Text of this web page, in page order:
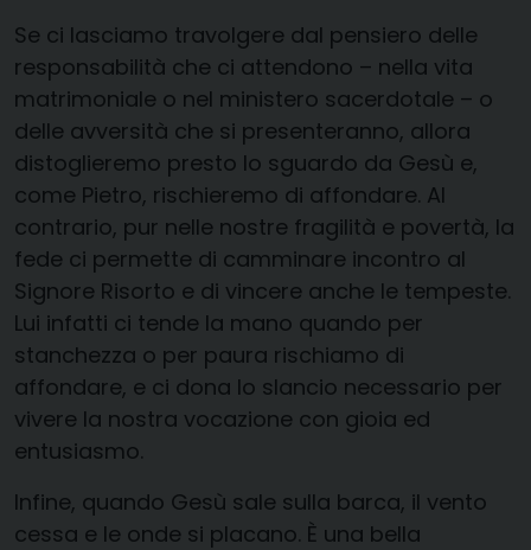
Se ci lasciamo travolgere dal pensiero delle
responsabilità che ci attendono – nella vita
matrimoniale o nel ministero sacerdotale – o
delle avversità che si presenteranno, allora
distoglieremo presto lo sguardo da Gesù e,
come Pietro, rischieremo di affondare. Al
contrario, pur nelle nostre fragilità e povertà, la
fede ci permette di camminare incontro al
Signore Risorto e di vincere anche le tempeste.
Lui infatti ci tende la mano quando per
stanchezza o per paura rischiamo di
affondare, e ci dona lo slancio necessario per
vivere la nostra vocazione con gioia ed
entusiasmo.
Infine, quando Gesù sale sulla barca, il vento
cessa e le onde si placano. È una bella